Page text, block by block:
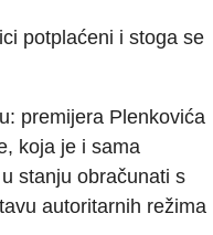
potplaćeni i stoga se
premijera Plenkovića
koja je i sama
stanju obračunati s
autoritarnih režima